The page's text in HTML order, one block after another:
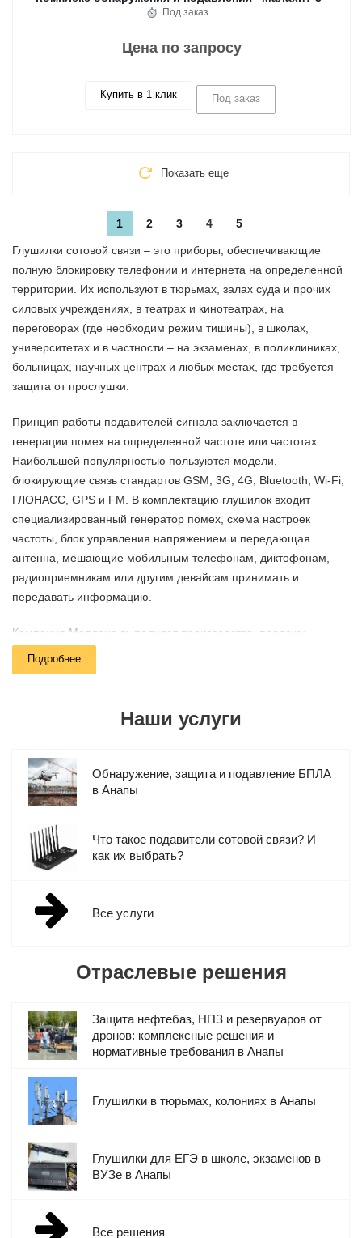
Под заказ
Цена по запросу
Купить в 1 клик Под заказ
Показать еще
1 2 3 4 5
Глушилки сотовой связи – это приборы, обеспечивающие
полную блокировку телефонии и интернета на определенной
территории. Их используют в тюрьмах, залах суда и прочих
силовых учреждениях, в театрах и кинотеатрах, на
переговорах (где необходим режим тишины), в школах,
университетах и в частности – на экзаменах, в поликлиниках,
больницах, научных центрах и любых местах, где требуется
защита от прослушки.
Принцип работы подавителей сигнала заключается в
генерации помех на определенной частоте или частотах.
Наибольшей популярностью пользуются модели,
блокирующие связь стандартов GSM, 3G, 4G, Bluetooth, Wi-Fi,
ГЛОНАСС, GPS и FM. В комплектацию глушилок входит
специализированный генератор помех, схема настроек
частоты, блок управления напряжением и передающая
антенна, мешающие мобильным телефонам, диктофонам,
радиоприемникам или другим девайсам принимать и
передавать информацию.
Компания Мелдана выполняет производство, продажу,
установку и настройку подавителей беспроводной связи для
коммерческих, административных, силовых и
подавляющие устройства с различными техническими/
функциональными характеристиками и обслуживаем
Преимущества глушилок связи
Радиус действия – до четырехсот метров и более (в
зависимости от выбранной модели).
решить, какие сигналы/частоты/стандарты блокировать в
каждой конкретной ситуации.
температуры и высокой влажности.
оснащается аккумулятором, позволяющим работать
автономно в течение длительного времени.
Разнообразный модельный ряд, включающий
Подробнее
Наши услуги
Обнаружение, защита и подавление БПЛА
в Анапы
Что такое подавители сотовой связи? И
как их выбрать?
Все услуги
Отраслевые решения
Защита нефтебаз, НПЗ и резервуаров от
дронов: комплексные решения и
нормативные требования в Анапы
Глушилки в тюрьмах, колониях в Анапы
Глушилки для ЕГЭ в школе, экзаменов в
ВУЗе в Анапы
Все решения